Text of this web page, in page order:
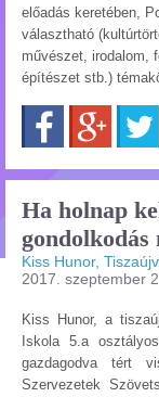
előadás keretében,
választható
művészet, irodalom,
építészet stb.)
Facebook
Ha holnap
gondolkodás
Kiss Hunor,
2017. szeptember
Kiss Hunor, a
Iskola 5.a
gazdagodva tért
Szervezetek